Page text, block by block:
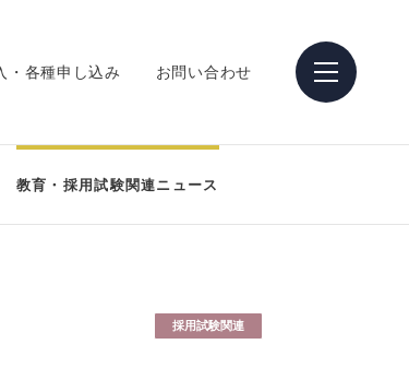
・各種申し込み お問い合わせ
教育・採用試験関連ニュース
採用試験関連